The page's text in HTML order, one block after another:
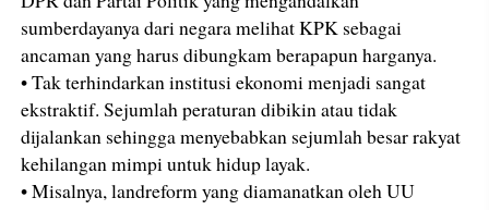
sumberdayanya dari negara melihat KPK sebagai
ancaman yang harus dibungkam berapapun harganya.
• Tak terhindarkan institusi ekonomi menjadi sangat
ekstraktif. Sejumlah peraturan dibikin atau tidak
dijalankan sehingga menyebabkan sejumlah besar rakyat
kehilangan mimpi untuk hidup layak.
• Misalnya, landreform yang diamanatkan oleh UU